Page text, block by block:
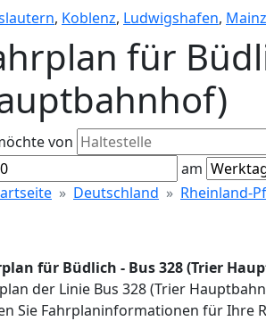
, Koblenz, Ludwigshafen, Mainz
für
von
am
Deutschland Rheinland-
für Büdlich - Bus 328 (Trier
der Linie Bus 328 (Trier
Sie Fahrplaninformationen für Ihre